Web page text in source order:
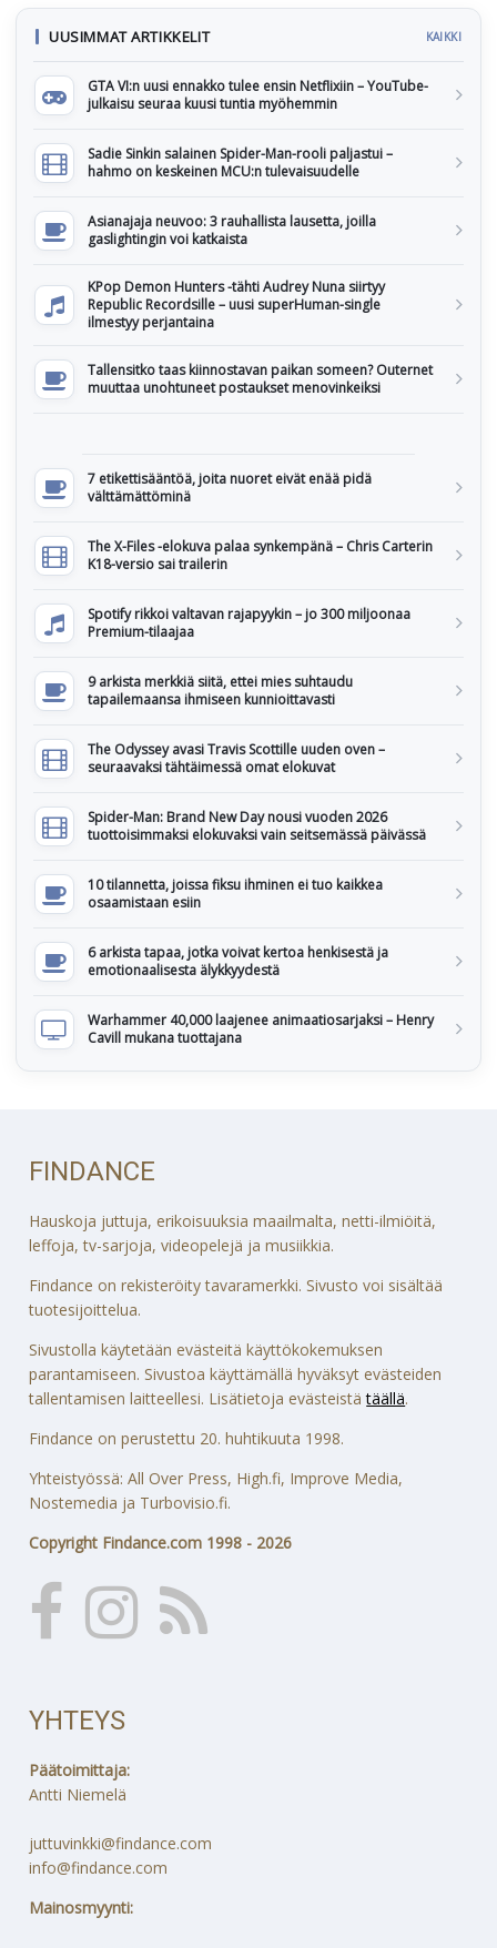
UUSIMMAT ARTIKKELIT KAIKKI
GTA VI:n uusi ennakko tulee ensin Netflixiin – YouTube-
julkaisu seuraa kuusi tuntia myöhemmin
Sadie Sinkin salainen Spider-Man-rooli paljastui –
hahmo on keskeinen MCU:n tulevaisuudelle
Asianajaja neuvoo: 3 rauhallista lausetta, joilla
gaslightingin voi katkaista
KPop Demon Hunters -tähti Audrey Nuna siirtyy
Republic Recordsille – uusi superHuman-single
ilmestyy perjantaina
Tallensitko taas kiinnostavan paikan someen? Outernet
muuttaa unohtuneet postaukset menovinkeiksi
7 etikettisääntöä, joita nuoret eivät enää pidä
välttämättöminä
The X-Files -elokuva palaa synkempänä – Chris Carterin
K18-versio sai trailerin
Spotify rikkoi valtavan rajapyykin – jo 300 miljoonaa
Premium-tilaajaa
9 arkista merkkiä siitä, ettei mies suhtaudu
tapailemaansa ihmiseen kunnioittavasti
The Odyssey avasi Travis Scottille uuden oven –
seuraavaksi tähtäimessä omat elokuvat
Spider-Man: Brand New Day nousi vuoden 2026
tuottoisimmaksi elokuvaksi vain seitsemässä päivässä
10 tilannetta, joissa fiksu ihminen ei tuo kaikkea
osaamistaan esiin
6 arkista tapaa, jotka voivat kertoa henkisestä ja
emotionaalisesta älykkyydestä
Warhammer 40,000 laajenee animaatiosarjaksi – Henry
Cavill mukana tuottajana
FINDANCE
Hauskoja juttuja, erikoisuuksia maailmalta, netti-ilmiöitä,
leffoja, tv-sarjoja, videopelejä ja musiikkia.
Findance on rekisteröity tavaramerkki. Sivusto voi sisältää
tuotesijoittelua.
Sivustolla käytetään evästeitä käyttökokemuksen
parantamiseen. Sivustoa käyttämällä hyväksyt evästeiden
tallentamisen laitteellesi. Lisätietoja evästeistätäällä.
Findance on perustettu 20. huhtikuuta 1998.
Yhteistyössä: All Over Press, High.fi, Improve Media,
Nostemedia ja Turbovisio.fi.
Copyright Findance.com 1998 - 2026
YHTEYS
Päätoimittaja:
Antti Niemelä
juttuvinkki@findance.com
info@findance.com
Mainosmyynti: